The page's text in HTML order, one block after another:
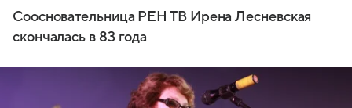
Соосновательница РЕН ТВ Ирена Лесневская
скончалась в 83 года